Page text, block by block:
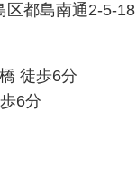
区都島南通2-5-18
徒歩6分
6分